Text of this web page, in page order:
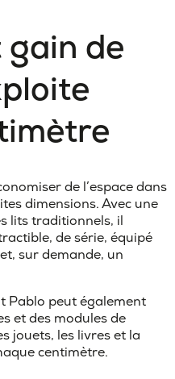
gain de
de l’espace dans
dimensions. Avec une
lits traditionnels, il
de série, équipé
sur demande, un
Pablo peut également
et des modules de
jouets, les livres et la
centimètre.